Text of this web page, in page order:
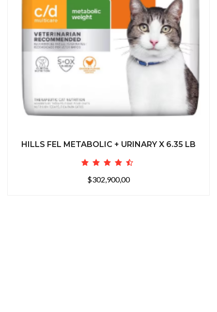
HILLS FEL METABOLIC + URINARY X 6.35 LB
$302,900,00